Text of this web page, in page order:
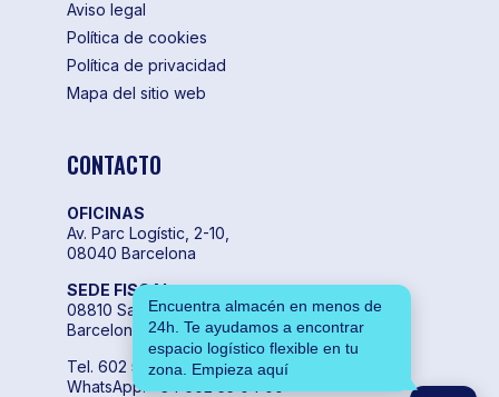
Aviso legal
Política de cookies
Política de privacidad
Mapa del sitio web
CONTACTO
OFICINAS
Av. Parc Logístic, 2-10,
08040 Barcelona
SEDE FISCAL
08810 Sant Pere de Ribes,
Barcelona
Tel. 602 55 04 00
WhatsApp. +34 602 55 04 00
Encuentra almacén en menos de
24h. Te ayudamos a encontrar
espacio logístico flexible en tu
zona. Empieza aquí